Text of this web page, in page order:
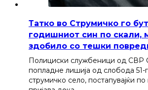
Татко во Струмичко го
годишниот син по скали,
здобило со тешки
Полициски службеници од СВР
попладне лишија од слобода
струмичко село, постапувајќи